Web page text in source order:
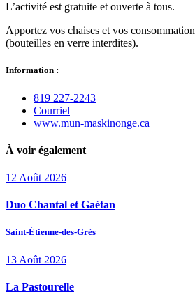
L’activité est gratuite et ouverte à tous.
Apportez vos chaises et vos
(bouteilles en verre interdites).
Information :
819 227‑2243
Courriel
www.mun‑maskinonge.ca
À voir également
12 Août 2026
Duo Chantal et Gaétan
Saint-Étienne-des-Grès
13 Août 2026
La Pastourelle